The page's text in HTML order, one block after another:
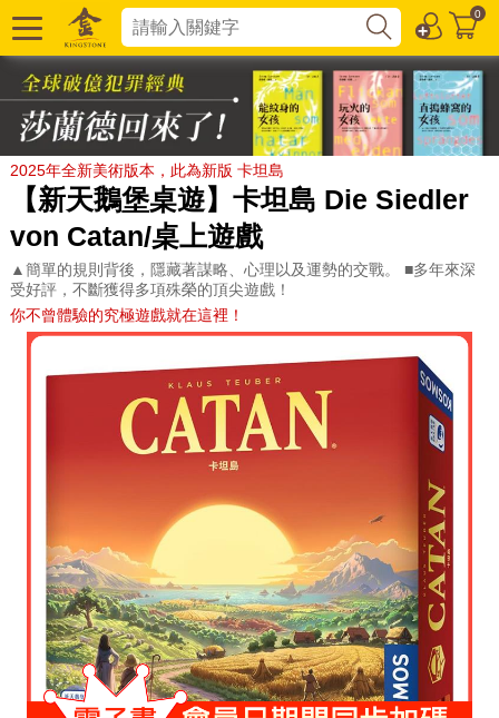
0
2025年全新美術版本，此為新版 卡坦島
【新天鵝堡桌遊】卡坦島 Die Siedler
von Catan/桌上遊戲
▲簡單的規則背後，隱藏著謀略、心理以及運勢的交戰。 ■多年來深
受好評，不斷獲得多項殊榮的頂尖遊戲！
你不曾體驗的究極遊戲就在這裡！